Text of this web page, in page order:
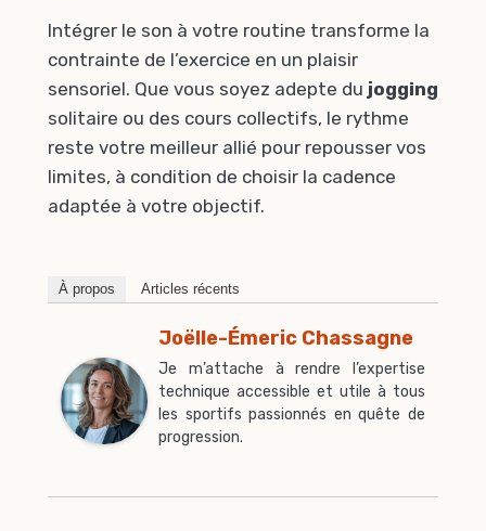
Intégrer le son à votre routine transforme la
contrainte de l’exercice en un plaisir
sensoriel. Que vous soyez adepte du jogging
solitaire ou des cours collectifs, le rythme
reste votre meilleur allié pour repousser vos
limites, à condition de choisir la cadence
adaptée à votre objectif.
À propos Articles récents
Joëlle-Émeric Chassagne
Je m’attache à rendre l’expertise
technique accessible et utile à tous
les sportifs passionnés en quête de
progression.